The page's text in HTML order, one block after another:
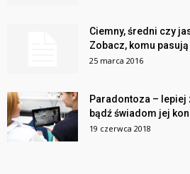
Ciemny, średni czy
Zobacz, komu
25 marca 2016
Paradontoza – lepiej
bądź świadom jej
19 czerwca 2018